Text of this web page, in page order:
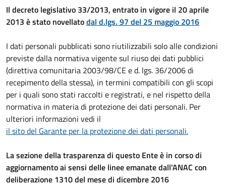
Il decreto legislativo 33/2013, entrato in vigore il 20 aprile
2013 è stato novellatodal d.lgs. 97 del 25 maggio 2016
I dati personali pubblicati sono riutilizzabili solo alle condizioni
previste dalla normativa vigente sul riuso dei dati pubblici
(direttiva comunitaria 2003/98/CE e d. lgs. 36/2006 di
recepimento della stessa), in termini compatibili con gli scopi
per i quali sono stati raccolti e registrati, e nel rispetto della
normativa in materia di protezione dei dati personali. Per
ulteriori informazioni vedi il
il sito del Garante per la protezione dei dati personali.
La sezione della trasparenza di questo Ente è in corso di
aggiornamento ai sensi delle linee emanate dall'ANAC con
deliberazione 1310 del mese di dicembre 2016